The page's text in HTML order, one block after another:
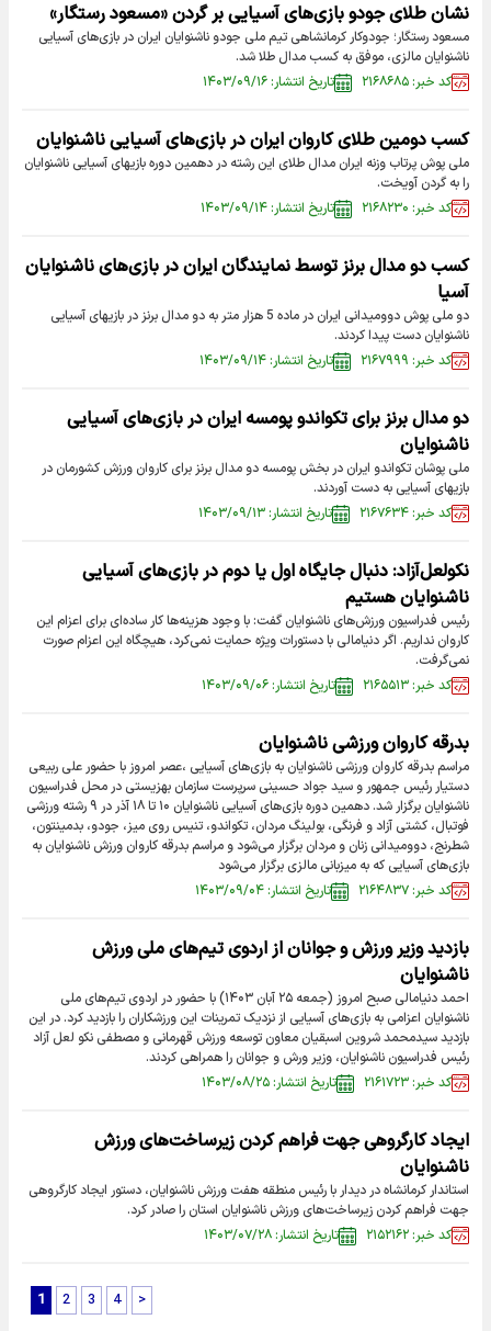
نشان طلای جودو بازی‌های آسیایی بر گردن «مسعود رستگار»
مسعود رستگار؛ جودوکار کرمانشاهی تیم ملی جودو ناشنوایان ایران در بازی‌های آسیایی
ناشنوایان مالزی، موفق به کسب مدال طلا شد.
کد خبر: ۲۱۶۸۶۸۵
تاریخ انتشار: ۱۴۰۳/۰۹/۱۶
کسب دومین طلای کاروان ایران در بازی‌های آسیایی ناشنوایان
ملی پوش پرتاب وزنه ایران مدال طلای این رشته در دهمین دوره بازیهای آسیایی ناشنوایان
را به گردن آویخت.
کد خبر: ۲۱۶۸۲۳۰
تاریخ انتشار: ۱۴۰۳/۰۹/۱۴
کسب دو مدال برنز توسط نمایندگان ایران در باز‌ی‌های ناشنوایان
آسیا
دو ملی پوش دوومیدانی ایران در ماده 5 هزار متر به دو مدال برنز در بازیهای آسیایی
ناشنوایان دست پیدا کردند.
کد خبر: ۲۱۶۷۹۹۹
تاریخ انتشار: ۱۴۰۳/۰۹/۱۴
دو مدال برنز برای تکواندو پومسه ایران در بازی‌های آسیایی
ناشنوایان
ملی پوشان تکواندو ایران در بخش پومسه دو مدال برنز برای کاروان ورزش کشورمان در
بازیهای آسیایی به دست آوردند.
کد خبر: ۲۱۶۷۶۳۴
تاریخ انتشار: ۱۴۰۳/۰۹/۱۳
نکولعل‌آزاد: دنبال جایگاه اول یا دوم‌ در بازی‌های آسیایی
ناشنوایان هستیم
رئیس فدراسیون ورزش‌های ناشنوایان گفت: با وجود هزینه‌ها کار ساده‌ای برای اعزام این
کاروان نداریم. اگر دنیامالی با دستورات ویژه حمایت نمی‌کرد، هیچگاه این اعزام صورت
نمی‌گرفت.
کد خبر: ۲۱۶۵۵۱۳
تاریخ انتشار: ۱۴۰۳/۰۹/۰۶
بدرقه کاروان ورزشی ناشنوایان
مراسم بدرقه کاروان ورزشی ناشنوایان به بازی‌های آسیایی ،عصر امروز با حضور علی ربیعی
دستیار رئیس جمهور و سید جواد حسینی سرپرست سازمان بهزیستی در محل فدراسیون
ناشنوایان برگزار شد. دهمین دوره بازی‌های آسیایی ناشنوایان ۱۰ تا ۱۸ آذر در ۹ رشته ورزشی
فوتبال، کشتی آزاد و فرنگی، بولینگ مردان، تکواندو، تنیس روی میز، جودو، بدمینتون،
شطرنج، دوومیدانی زنان و مردان برگزار می‌شود و مراسم بدرقه کاروان ورزش ناشنوایان به
بازی‌های آسیایی که به میزبانی مالزی برگزار می‌شود
کد خبر: ۲۱۶۴۸۳۷
تاریخ انتشار: ۱۴۰۳/۰۹/۰۴
بازدید وزیر ورزش و جوانان از اردوی تیم‌های ملی ورزش
ناشنوایان
احمد دنیامالی صبح امروز (جمعه ۲۵ آبان ۱۴۰۳) با حضور در اردوی تیم‌های ملی
ناشنوایان اعزامی به بازی‌های آسیایی از نزدیک تمرینات این ورزشکاران را بازدید کرد. در این
بازدید سیدمحمد شروین اسبقیان معاون توسعه ورزش قهرمانی و مصطفی نکو لعل آزاد
رئیس فدراسیون ناشنوایان، وزیر ورش و جوانان را همراهی کردند.
کد خبر: ۲۱۶۱۷۲۳
تاریخ انتشار: ۱۴۰۳/۰۸/۲۵
ایجاد کارگروهی جهت فراهم کردن زیرساخت‌های ورزش
ناشنوایان
استاندار کرمانشاه در دیدار با رئیس منطقه هفت ورزش ناشنوایان، دستور ایجاد کارگروهی
جهت فراهم کردن زیرساخت‌های ورزش ناشنوایان استان را صادر کرد.
کد خبر: ۲۱۵۲۱۶۲
تاریخ انتشار: ۱۴۰۳/۰۷/۲۸
1 2 3 4 >